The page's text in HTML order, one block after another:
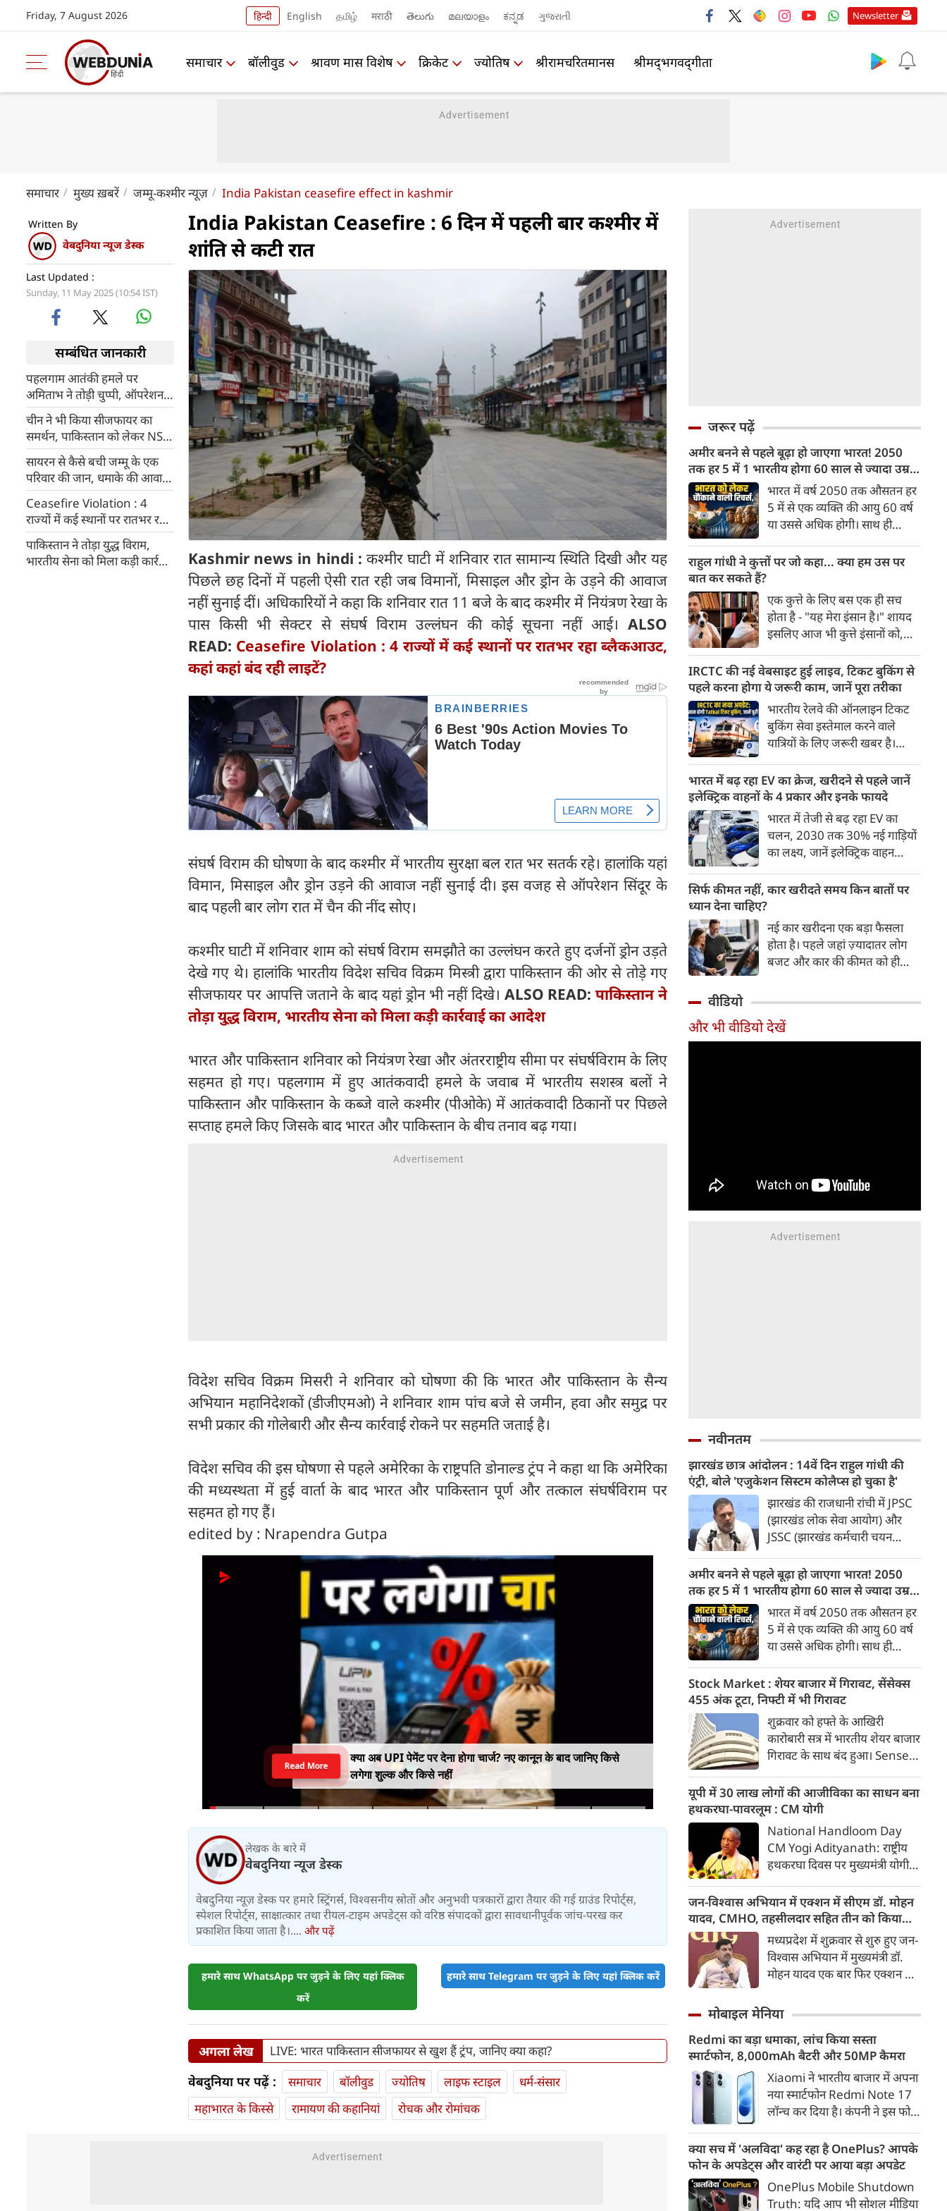
Friday, 7 August 2026 हिन्दी English தமிழ் मराठी తెలుగు മലയാളം ಕನ್ನಡ ગુજરાતી Newsletter
समाचार बॉलीवुड श्रावण मास विशेष क्रिकेट ज्योतिष श्रीरामचरितमानस श्रीमद्‍भगवद्‍गीता
समाचार मुख्य ख़बरें जम्मू-कश्मीर न्यूज़ India Pakistan ceasefire effect in kashmir
Written By
वेबदुनिया न्यूज डेस्क
Last Updated :
Sunday, 11 May 2025 (10:54 IST)
सम्बंधित जानकारी
पहलगाम आतंकी हमले पर
अमिताभ ने तोड़ी चुप्पी, ऑपरेशन
सिंदूर पर क्या कहा?
चीन ने भी किया सीजफायर का
समर्थन, पाकिस्तान को लेकर NSA
अजीत डोभाल से क्या कहा?
सायरन से कैसे बची जम्मू के एक
परिवार की जान, धमाके की आवाज
सुन लगा सब कुछ खत्म हो गया
Ceasefire Violation : 4
राज्यों में कई स्थानों पर रातभर रहा
ब्लैकआउट, कहां कहां बंद रही
लाइटें?
पाकिस्तान ने तोड़ा यु्द्ध विराम,
भारतीय सेना को मिला कड़ी कार्रवाई
India Pakistan Ceasefire : 6 दिन में पहली बार कश्मीर में
शांति से कटी रात
Kashmir news in hindi :कश्मीर घाटी में शनिवार रात सामान्य स्थिति दिखी और यह
पिछले छह दिनों में पहली ऐसी रात रही जब विमानों, मिसाइल और ड्रोन के उड़ने की आवाज
नहीं सुनाई दीं। अधिकारियों ने कहा कि शनिवार रात 11 बजे के बाद कश्मीर में नियंत्रण रेखा के
पास किसी भी सेक्टर से संघर्ष विराम उल्लंघन की कोई सूचना नहीं आई। ALSO
READ: Ceasefire Violation : 4 राज्यों में कई स्थानों पर रातभर रहा ब्लैकआउट,
कहां कहां बंद रही लाइटें?
संघर्ष विराम की घोषणा के बाद कश्मीर में भारतीय सुरक्षा बल रात भर सतर्क रहे। हालांकि यहां
विमान, मिसाइल और ड्रोन उड़ने की आवाज नहीं सुनाई दी। इस वजह से ऑपरेशन सिंदूर के
बाद पहली बार लोग रात में चैन की नींद सोए।
कश्मीर घाटी में शनिवार शाम को संघर्ष विराम समझौते का उल्लंघन करते हुए दर्जनों ड्रोन उड़ते
देखे गए थे। हालांकि भारतीय विदेश सचिव विक्रम मिस्त्री द्वारा पाकिस्तान की ओर से तोड़े गए
सीजफायर पर आपत्ति जताने के बाद यहां ड्रोन भी नहीं दिखे। ALSO READ:पाकिस्तान ने
तोड़ा यु्द्ध विराम, भारतीय सेना को मिला कड़ी कार्रवाई का आदेश
भारत और पाकिस्तान शनिवार को नियंत्रण रेखा और अंतरराष्ट्रीय सीमा पर संघर्षविराम के लिए
सहमत हो गए। पहलगाम में हुए आतंकवादी हमले के जवाब में भारतीय सशस्त्र बलों ने
पाकिस्तान और पाकिस्तान के कब्जे वाले कश्मीर (पीओके) में आतंकवादी ठिकानों पर पिछले
सप्ताह हमले किए जिसके बाद भारत और पाकिस्तान के बीच तनाव बढ़ गया।
विदेश सचिव विक्रम मिसरी ने शनिवार को घोषणा की कि भारत और पाकिस्तान के सैन्य
अभियान महानिदेशकों (डीजीएमओ) ने शनिवार शाम पांच बजे से जमीन, हवा और समुद्र पर
सभी प्रकार की गोलेबारी और सैन्य कार्रवाई रोकने पर सहमति जताई है।
विदेश सचिव की इस घोषणा से पहले अमेरिका के राष्ट्रपति डोनाल्ड ट्रंप ने कहा था कि अमेरिका
की मध्यस्थता में हुई वार्ता के बाद भारत और पाकिस्तान पूर्ण और तत्काल संघर्षविराम पर
सहमत हो गए हैं।
edited by : Nrapendra Gutpa
क्या अब UPI पेमेंट पर देना होगा चार्ज? नए कानून के बाद जानिए किसे
लगेगा शुल्क और किसे नहीं
Read More
लेखक के बारे में
वेबदुनिया न्यूज डेस्क
वेबदुनिया न्यूज़ डेस्क पर हमारे स्ट्रिंगर्स, विश्वसनीय स्रोतों और अनुभवी पत्रकारों द्वारा तैयार की गई ग्राउंड रिपोर्ट्स,
स्पेशल रिपोर्ट्स, साक्षात्कार तथा रीयल-टाइम अपडेट्स को वरिष्ठ संपादकों द्वारा सावधानीपूर्वक जांच-परख कर
प्रकाशित किया जाता है।.... और पढ़ें
हमारे साथ WhatsApp पर जुड़ने के लिए यहां क्लिक
करें
हमारे साथ Telegram पर जुड़ने के लिए यहां क्लिक करें
अगला लेख LIVE: भारत पाकिस्तान सीजफायर से खुश हैं ट्रंप, जानिए क्या कहा?
वेबदुनिया पर पढ़ें : समाचार बॉलीवुड ज्योतिष लाइफ स्‍टाइल
धर्म-संसार
महाभारत के किस्से
रामायण की कहानियां रोचक और रोमांचक
जरूर पढ़ें
अमीर बनने से पहले बूढ़ा हो जाएगा भारत! 2050
तक हर 5 में 1 भारतीय होगा 60 साल से ज्यादा उम्र
का
भारत में वर्ष 2050 तक औसतन हर
5 में से एक व्यक्ति की आयु 60 वर्ष
या उससे अधिक होगी। साथ ही
भारत में रहेंगे। ‘ट्रांसफॉर्म रूरल
अनुसार भारत विकसित देशों के
विपरीत समृद्ध बनने से पहले ही वृद्ध
होती आबादी वाले देश की श्रेणी में
पहुंच रहा है।
राहुल गांधी ने कुत्तों पर जो कहा... क्या हम उस पर
बात कर सकते हैं?
एक कुत्ते के लिए बस एक ही सच
होता है - "यह मेरा इंसान है।" शायद
इसलिए आज भी कुत्ते इंसानों को,
भू-राजनीति से लेकर कृत्रिम
बुद्धिमत्ता, जलवायु परिवर्तन से लेकर
क्रिकेट तक हर विषय पर बहस कर
सकते हैं, तो उस जीव पर भी एक
गंभीर चर्चा बनती है जिसने किसी भी
सभ्यता से पहले इंसान का साथ चुना
था। दुर्भाग्य यह है कि आज कुत्तों के
बारे में हमारी राय पशु-चिकित्सकों,
व्यवहार वैज्ञानिकों या विशेषज्ञों से
कम... और व्हाट्सऐप यूनिवर्सिटी से
ज़्यादा बनती है।
IRCTC की नई वेबसाइट हुई लाइव, टिकट बुकिंग से
पहले करना होगा ये जरूरी काम, जानें पूरा तरीका
भारतीय रेलवे की ऑनलाइन टिकट
बुकिंग सेवा इस्तेमाल करने वाले
यात्रियों के लिए जरूरी खबर है।
वेबसाइट का बीटा वर्जन लॉन्च कर
दिया है। करीब 24 साल पुराने
इंटरफेस के बाद वेबसाइट को नए
डिजाइन और कई नए फीचर्स के साथ
अपडेट किया गया है।
भारत में बढ़ रहा EV का क्रेज, खरीदने से पहले जानें
इलेक्ट्रिक वाहनों के 4 प्रकार और इनके फायदे
भारत में तेजी से बढ़ रहा EV का
चलन, 2030 तक 30% नई गाड़ियों
का लक्ष्य, जानें इलेक्ट्रिक वाहन
200 अरब रुपए का मौका
सिर्फ कीमत नहीं, कार खरीदते समय किन बातों पर
ध्यान देना चाहिए?
नई कार खरीदना एक बड़ा फैसला
होता है। पहले जहां ज़्यादातर लोग
बजट और कार की कीमत को ही
खरीदते समय किन बातों पर ध्यान
देना चाहिए।
वीडियो
और भी वीडियो देखें
नवीनतम
झारखंड छात्र आंदोलन : 14वें दिन राहुल गांधी की
एंट्री, बोले 'एजुकेशन सिस्टम कोलैप्स हो चुका है'
झारखंड की राजधानी रांची में JPSC
(झारखंड लोक सेवा आयोग) और
JSSC (झारखंड कर्मचारी चयन
धांधली, पेपर लीक और परीक्षा
माफियाओं के खिलाफ छात्रों का
विरोध प्रदर्शन उग्र रूप ले चुका है।
आंदोलन के 14वें दिन इस मामले में
उस वक्त बड़ा मोड़ आया जब
लोकसभा में विपक्ष के नेता राहुल
गांधी ने सीधे आंदोलनकारी छात्रों से
संवाद साधा।
अमीर बनने से पहले बूढ़ा हो जाएगा भारत! 2050
तक हर 5 में 1 भारतीय होगा 60 साल से ज्यादा उम्र
का
भारत में वर्ष 2050 तक औसतन हर
5 में से एक व्यक्ति की आयु 60 वर्ष
या उससे अधिक होगी। साथ ही
भारत में रहेंगे। ‘ट्रांसफॉर्म रूरल
इंडिया’ (टीआरआई) की रिचर्स के
अनुसार भारत विकसित देशों के
विपरीत समृद्ध बनने से पहले ही वृद्ध
होती आबादी वाले देश की श्रेणी में
पहुंच रहा है।
Stock Market : शेयर बाजार में गिरावट, सेंसेक्स
455 अंक टूटा, निफ्टी में भी गिरावट
शुक्रवार को हफ्ते के आखिरी
कारोबारी सत्र में भारतीय शेयर बाजार
गिरावट के साथ बंद हुआ। Sensex
गिरकर 78,499.17 के स्तर पर बंद
हुआ। वहीं, Nifty 50 में 65.35
अंक यानी 0.27 फीसदी की गिरावट
रही और यह 24,570.65 के स्तर
पर बंद हुआ। शुक्रवार को सेंसेक्स
438.68 अंक यानी 0.56 फीसदी
गिरकर 78,516.08 के स्तर पर
खुला था। वहीं निफ्टी 97.10 अंक
यानी 0.39 फीसदी की गिरावट के
साथ 24,538.90 के स्तर पर खुला।
यूपी में 30 लाख लोगों की आजीविका का साधन बना
हथकरघा-पावरलूम : CM योगी
National Handloom Day
CM Yogi Adityanath: राष्ट्रीय
हथकरघा दिवस पर मुख्यमंत्री योगी
उत्थान के लिए सरकार की प्रतिबद्धता
दोहराई। उन्होंने कहा कि यूपी में
हथकरघा और पावरलूम से करीब 30
लाख लोगों की आजीविका जुड़ी है।
जन-विश्वास अभियान में एक्शन में सीएम डॉ. मोहन
यादव, CMHO, तहसीलदार सहित तीन को किया
सस्पेंड
मध्यप्रदेश में शुक्रवार से शुरु हुए जन-
विश्वास अभियान में मुख्यमंत्री डॉ.
मोहन यादव एक बार फिर एक्शन मोड
एक तरफ यहां 'मुख्यमंत्री जन-
तो दूसरी तरफ प्रशासनिक कड़ाई का
स्पष्ट संदेश दिया। उन्होंने शिकायतों
पर सुनवाई करते-करते छिंदवाड़ा के
सीएमएचओ डॉ. नरेश गु्न्नाड़े,
तहसीलदार और पटवारी को तत्काल
डॉ. मोहन ने छिंदवाड़ा कलेक्टर
कार्यालय स्थित लोक सेवा केंद्र का
निरीक्षण कर व्यवस्थाओं का जायजा
लिया। उन्होंने कलेक्ट्रेट कार्यालय में
मोबाइल मेनिया
Redmi का बड़ा धमाका, लांच किया सस्ता
स्मार्टफोन, 8,000mAh बैटरी और 50MP कैमरा
Xiaomi ने भारतीय बाजार में अपना
नया स्मार्टफोन Redmi Note 17
लॉन्च कर दिया है। कंपनी ने इस फोन
डिस्प्ले, 8,000mAh की बड़ी बैटरी
और Qualcomm Snapdragon
चिपसेट के साथ पेश किया है। फोन में
50MP का मेन कैमरा दिया गया है।
क्या सच में 'अलविदा' कह रहा है OnePlus? आपके
फोन के अपडेट्स और वारंटी पर आया बड़ा अपडेट
OnePlus Mobile Shutdown
Truth: यदि आप भी सोशल मीडिया